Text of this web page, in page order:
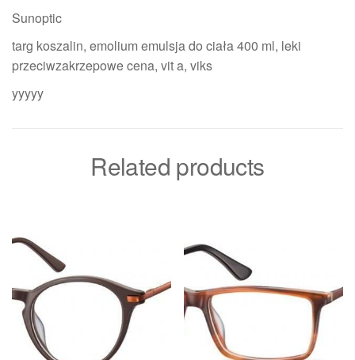
Sunoptic
targ koszalin, emolium emulsja do ciała 400 ml, leki
przeciwzakrzepowe cena, vit a, viks
yyyyy
Related products